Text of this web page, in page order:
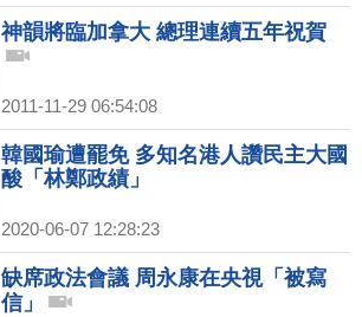
神韻將臨加拿大 總理連續五年祝賀
2011-11-29 06:54:08
韓國瑜遭罷免 多知名港人讚民主大國
酸「林鄭政績」
2020-06-07 12:28:23
缺席政法會議 周永康在央視「被寫
信」